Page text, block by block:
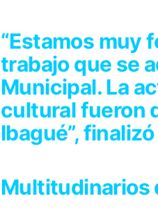
“Estamos muy
trabajo que se
Municipal. La
cultural fueron
Ibagué”,
Multitudinarios